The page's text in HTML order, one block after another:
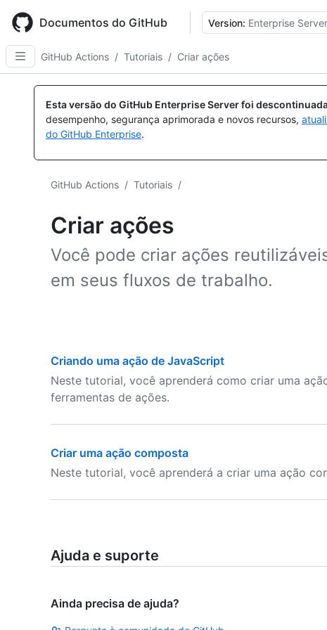
main
content
Documentos do GitHub Version: Enterprise
GitHub Actions / Tutoriais / Criar ações
Esta versão do GitHub Enterprise Server foi
desempenho, segurança aprimorada e novos recursos,
do GitHub Enterprise.
GitHub Actions / Tutoriais /
Criar ações
Você pode criar ações
em seus fluxos de trabalho.
Criando uma ação de JavaScript
Neste tutorial, você aprenderá como criar uma
ferramentas de ações.
Criar uma ação composta
Neste tutorial, você aprenderá a criar uma ação
Ajuda e suporte
Ainda precisa de ajuda?